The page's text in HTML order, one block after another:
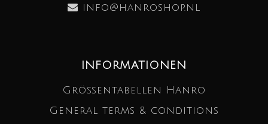
info@hanroshop.nl
INFORMATIONEN
Größentabellen Hanro
General terms & conditions